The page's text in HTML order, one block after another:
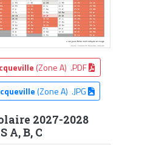
(Zone A) .PDF
(Zone A) .JPG
2027-2028
A, B, C